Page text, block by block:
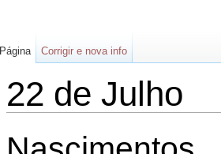
22 de Julho
Página Corrigir e nova info